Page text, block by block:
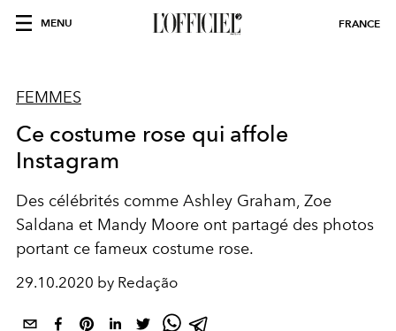
MENU FRANCE
FEMMES
Ce costume rose qui affole
Instagram
Des célébrités comme Ashley Graham, Zoe
Saldana et Mandy Moore ont partagé des photos
portant ce fameux costume rose.
29.10.2020 by Redação